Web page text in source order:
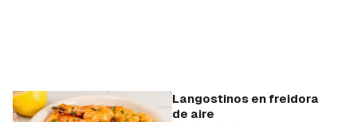
Langostinos en freidora
de aire